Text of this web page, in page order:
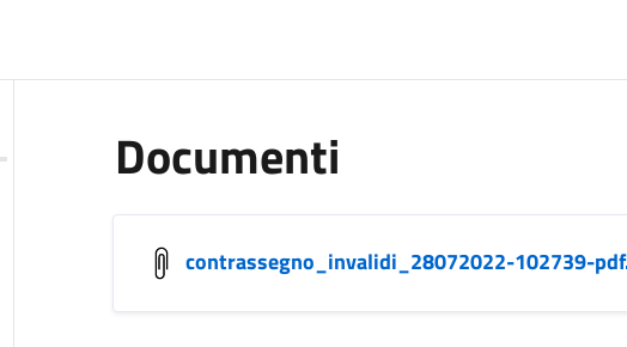
Documenti
contrassegno_invalidi_28072022-102739-